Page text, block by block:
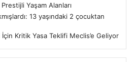
Yaşam Alanları
13 yaşındaki 2 çocuktan
Kritik Yasa Teklifi Meclis’e Geliyor